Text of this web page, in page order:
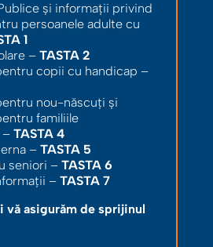
și informații privind
persoanele adulte cu
1
– TASTA 2
copii cu handicap –
nou-născuți și
familiile
– TASTA 4
– TASTA 5
seniori – TASTA 6
– TASTA 7
vă asigurăm de sprijinul